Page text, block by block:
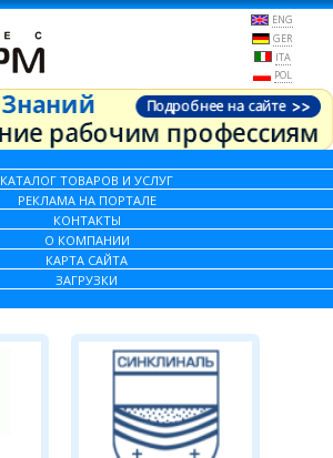
ENG
GER
ITA
POL
КАТАЛОГ ТОВАРОВ И УСЛУГ
РЕКЛАМА НА ПОРТАЛЕ
КОНТАКТЫ
О КОМПАНИИ
КАРТА САЙТА
ЗАГРУЗКИ